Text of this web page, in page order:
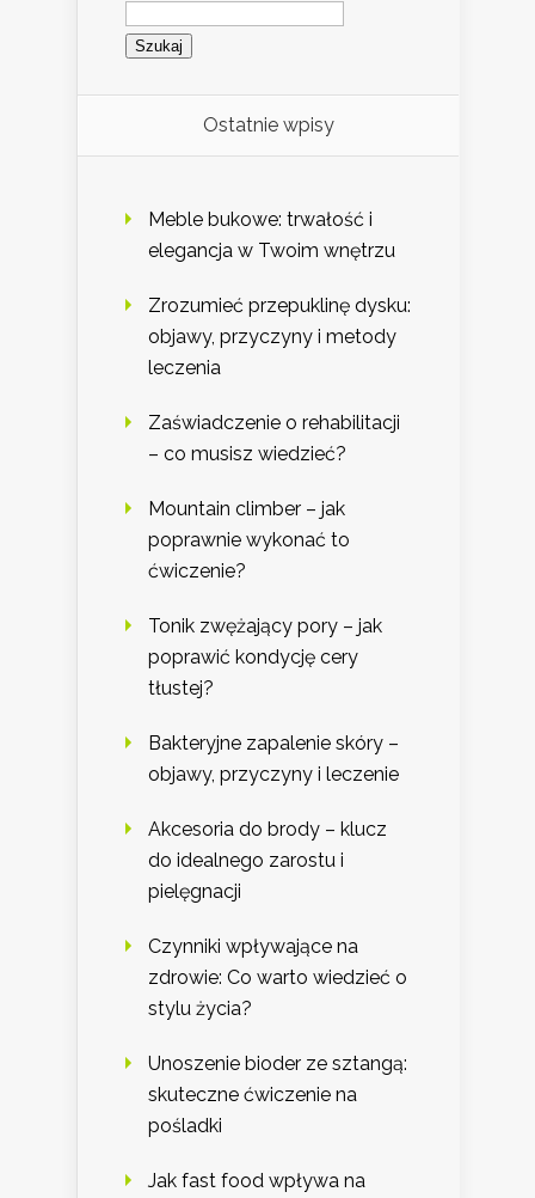
Ostatnie wpisy
Meble bukowe: trwałość i
elegancja w Twoim wnętrzu
Zrozumieć przepuklinę dysku:
objawy, przyczyny i metody
leczenia
Zaświadczenie o rehabilitacji
– co musisz wiedzieć?
Mountain climber – jak
poprawnie wykonać to
ćwiczenie?
Tonik zwężający pory – jak
poprawić kondycję cery
tłustej?
Bakteryjne zapalenie skóry –
objawy, przyczyny i leczenie
Akcesoria do brody – klucz
do idealnego zarostu i
pielęgnacji
Czynniki wpływające na
zdrowie: Co warto wiedzieć o
stylu życia?
Unoszenie bioder ze sztangą:
skuteczne ćwiczenie na
pośladki
Jak fast food wpływa na